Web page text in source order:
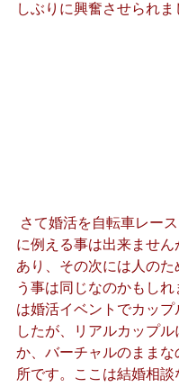
しぶりに興奮させられま
に例える事は出来ませ
あり、その次には人のた
う事は同じなのかもしれ
は婚活イベントでカップ
したが、リアルカップ
か、バーチャルのままな
所です。ここは結婚相談